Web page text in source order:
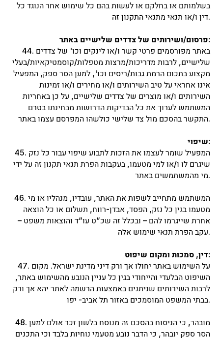
בשלמותם או בחלקם או לעשות בהם כל שימוש אחר הנוגד כל
דין ו/או תנאי מתנאי התקנון זה.
פרסום/ושירותים של צדדים שלישיים באתר:
44. באתר מפורסמים פרטי קשר ו/או לינקים וכו' של צדדים
שלישיים, לרבות מדריכות/מרצות מטפלות/קוסמטיקאיות/בעלי
מקצוע בתכום הרמת גבות/ריסים וכו', למען הסר ספק, המפעיל
אינו אחראי על טיב השירותים ו/או מחירים ו/או זמינות
השירותים ו/או מוצרים של צדדים שלישיים, על כן באחריות
המשתמש לערוך את כל הבדיקות הדרושות מבחינתו בטרם
התקשר בהסכם מול צד שלישי כולשהו המפרסם עצמו באתר.
שיפוי:
45. המפעיל שומר לעצמו את הזכות לתבוע שיפוי עבור כל נזק
שיגרם לו ו/או למי מטעמו, בעקבות הפרת תנאי תקנון זה על ידי
מי מהמשתמשים באתר.
46. המשתמש מתחייב לשפות את האתר, עובדיו, מנהליו או מי
מטעמו בגין כל נזק, הפסד, אבדן-רווח, תשלום או כל הוצאה
אחרת שייגרמו להם – ובכלל זה שכ”ט עו”ד והוצאות משפט –
עקב הפרת תנאי שימוש אלה.
דין, סמכות ומקום שיפוט:
47. על השימוש באתר יחולו אך ורק דיני מדינת ישראל. מקום
השיפוט הבלעדי והייחודי בגין כל עניין הנובע מהשימוש באתר,
לרבות השירותים שניתנים באמצעות הרשמה לאתר יהא אך ורק
בבתי המשפט המוסמכים באזור תל אביב- יפו.
48. מובהר, כי הניסוח בהסכם זה מנוסח בלשון זכר אולם למען
הסר ספק יובהר, כי הדבר נובע מטעמי נוחיות בלבד וכי התכנים